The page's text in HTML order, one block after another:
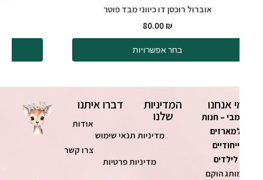
אוברול רוכסן דו כיווני מבד פוטר
80.00
בחר אפשרויות
אנחנו
– חנות
ייחודיים
לילדים
הוקם
המדיניות
מדיניות תנאי שימוש
מדיניות פרטיות
דברו איתנו
צרו קשר